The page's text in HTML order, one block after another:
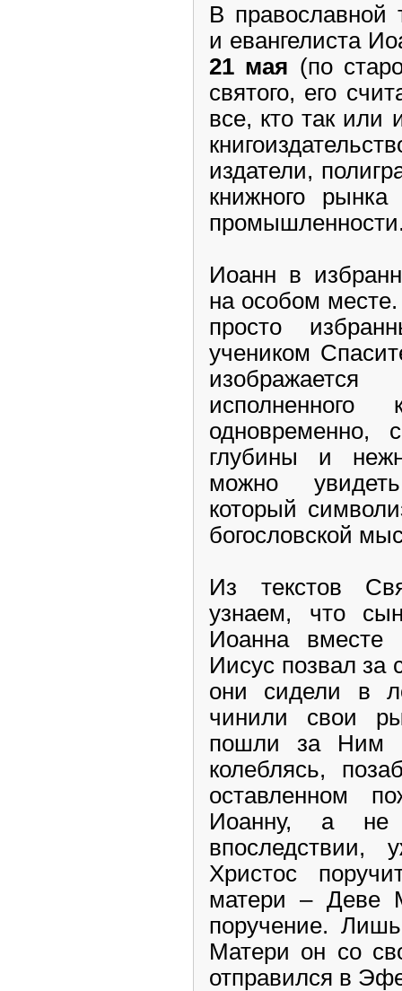
В православной
и евангелиста
21 мая (по
святого, его
все, кто так или
издатели,
книжного
Иоанн в
на особом
просто
учеником
одновременно,
глубины и
можно
который
богословской
Из текстов
узнаем, что
Иоанна вместе
Иисус позвал за
они сидели в
чинили свои
пошли за Ним
колеблясь,
оставленном
Иоанну, а не
впоследствии,
Христос
матери – Деве
поручение.
Матери он со
отправился в